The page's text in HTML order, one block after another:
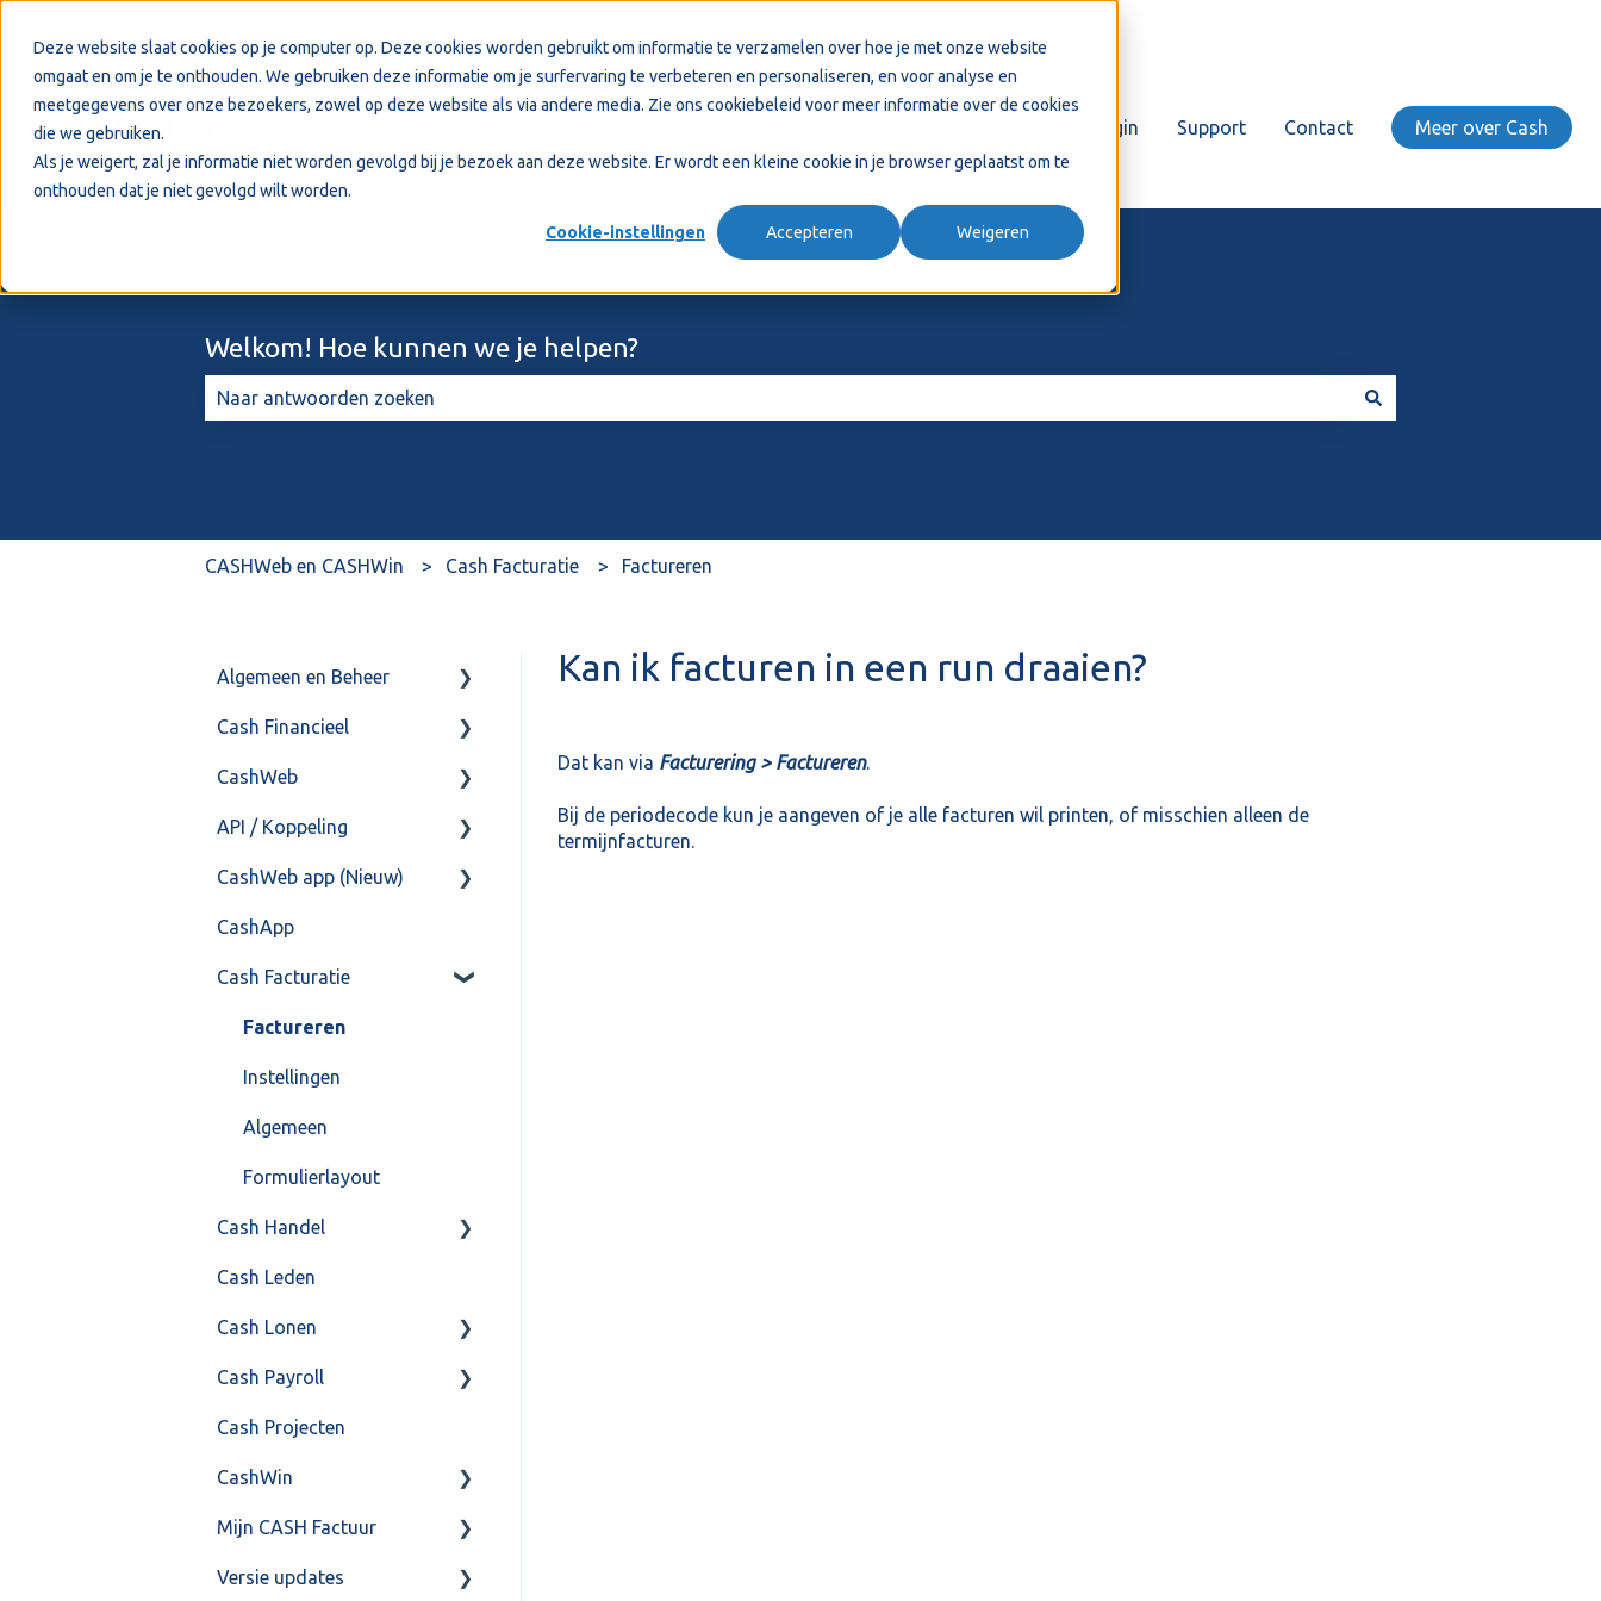
Deze website slaat cookies op je computer op. Deze cookies worden gebruikt om informatie te verzamelen over hoe je met onze website
omgaat en om je te onthouden. We gebruiken deze informatie om je surfervaring te verbeteren en personaliseren, en voor analyse en
meetgegevens over onze bezoekers, zowel op deze website als via andere media. Zie ons cookiebeleid voor meer informatie over de cookies
die we gebruiken.
Als je weigert, zal je informatie niet worden gevolgd bij je bezoek aan deze website. Er wordt een kleine cookie in je browser geplaatst om te
onthouden dat je niet gevolgd wilt worden.
Cookie-instellingen Accepteren Weigeren
Login Support Contact Meer over Cash
Welkom! Hoe kunnen we je helpen?
CASHWeb en CASHWin Cash Facturatie Factureren
Kan ik facturen in een run draaien?
Dat kan via Facturering > Factureren.
Bij de periodecode kun je aangeven of je alle facturen wil printen, of misschien alleen de
termijnfacturen.
Algemeen en Beheer
Bank(koppeling)
Import/Export
Postbus
Training & Consultancy
Overig
Cash Financieel
Boekhoud
Fiscaal
Overig
CashWeb
CashHero Layout
Mailen vanuit CASHWeb
Algemeen gebruik
API / Koppeling
Algemeen
Api 3.0 (SOAP API)
API 4.0 (REST API)
CashWeb app (Nieuw)
Veel gestelde vragen
CashApp
Cash Facturatie
Factureren
Instellingen
Algemeen
Formulierlayout
Cash Handel
Inkoop
Verkoop
Voorraad
Overig
VoorraadService &
Cash Leden
Cash Lonen
Algemeen
Inrichting
Jaarafsluiting
Salarisberekening
Overig
Cash Payroll
Aangifte
Algemeen
Basis Training
Berekening
Cash Projecten
CashWin
Overig
Mijn CASH Factuur
Facturatie Loonportal(
Versie updates